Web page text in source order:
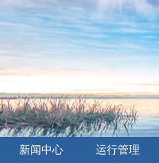
新闻中心 运行管理